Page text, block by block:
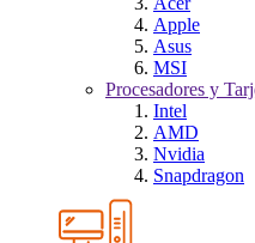
Apple
Asus
MSI
Procesadores y
Intel
AMD
Nvidia
Snapdragon